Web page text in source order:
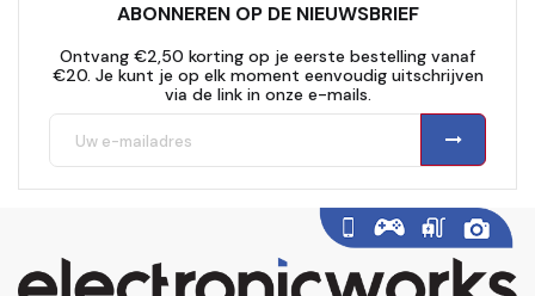
ABONNEREN OP DE NIEUWSBRIEF
Ontvang €2,50 korting op je eerste bestelling vanaf
€20. Je kunt je op elk moment eenvoudig uitschrijven
via de link in onze e-mails.